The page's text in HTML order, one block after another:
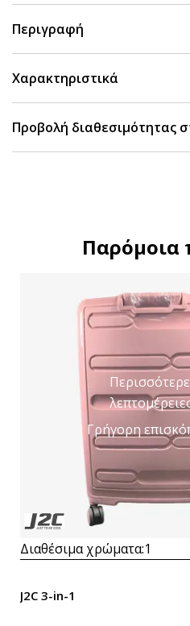
Περιγραφή
Χαρακτηριστικά
Προβολή διαθεσιμότητας
Παρόμοια
Γρήγορη
Διαθέσιμα χρώματα:1
J2C 3-in-1